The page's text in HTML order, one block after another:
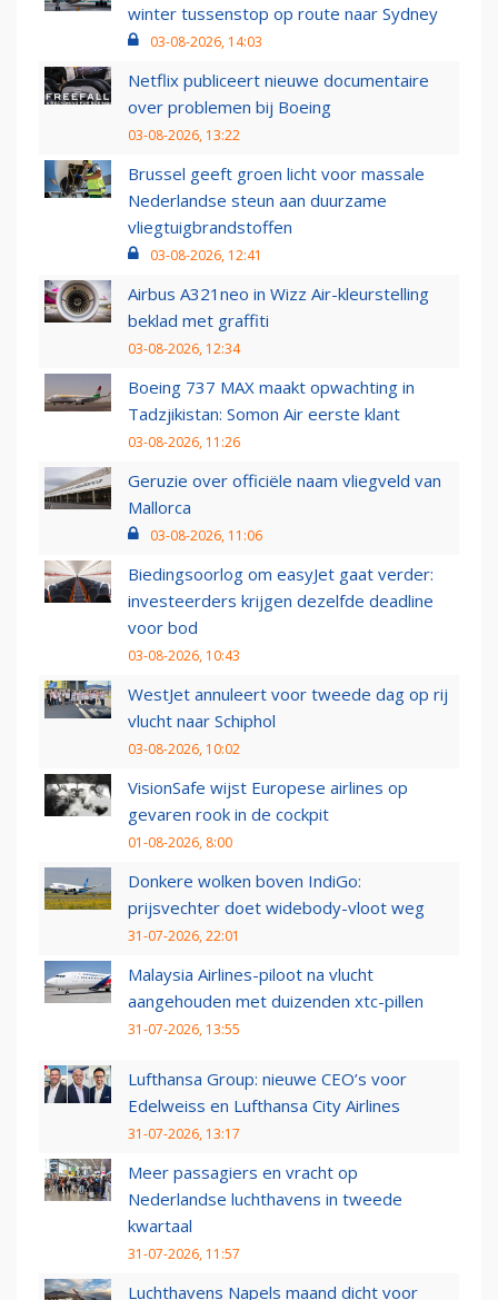
winter tussenstop op route naar Sydney
03-08-2026, 14:03
Netflix publiceert nieuwe documentaire
over problemen bij Boeing
03-08-2026, 13:22
Brussel geeft groen licht voor massale
Nederlandse steun aan duurzame
vliegtuigbrandstoffen
03-08-2026, 12:41
Airbus A321neo in Wizz Air-kleurstelling
beklad met graffiti
03-08-2026, 12:34
Boeing 737 MAX maakt opwachting in
Tadzjikistan: Somon Air eerste klant
03-08-2026, 11:26
Geruzie over officiële naam vliegveld van
Mallorca
03-08-2026, 11:06
Biedingsoorlog om easyJet gaat verder:
investeerders krijgen dezelfde deadline
voor bod
03-08-2026, 10:43
WestJet annuleert voor tweede dag op rij
vlucht naar Schiphol
03-08-2026, 10:02
VisionSafe wijst Europese airlines op
gevaren rook in de cockpit
01-08-2026, 8:00
Donkere wolken boven IndiGo:
prijsvechter doet widebody-vloot weg
31-07-2026, 22:01
Malaysia Airlines-piloot na vlucht
aangehouden met duizenden xtc-pillen
31-07-2026, 13:55
Lufthansa Group: nieuwe CEO’s voor
Edelweiss en Lufthansa City Airlines
31-07-2026, 13:17
Meer passagiers en vracht op
Nederlandse luchthavens in tweede
kwartaal
31-07-2026, 11:57
Luchthavens Napels maand dicht voor